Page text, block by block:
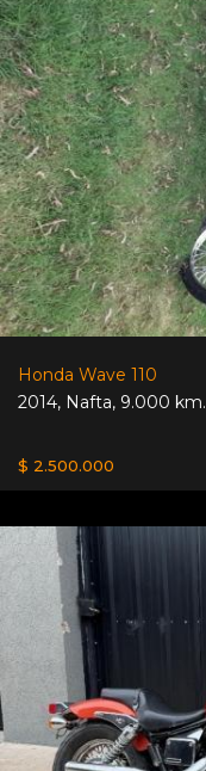
Honda Wave 110
2014, Nafta, 9.000 km.
$ 2.500.000